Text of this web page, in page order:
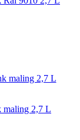
maling 2,7 L